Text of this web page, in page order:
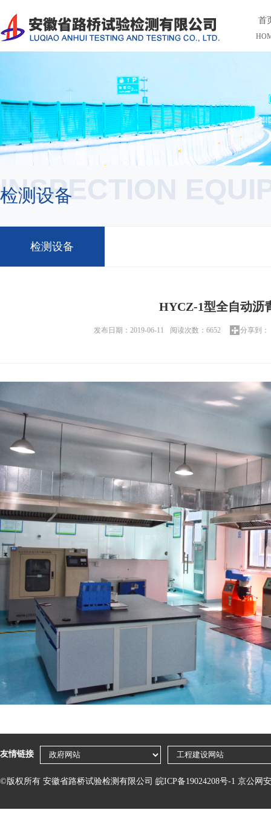
首
检测设备
INSPECTION
检测设备
HYCZ-1型全自动沥
发布日期：2019-06-11 阅读次数：6652 分享到：
友情链接
©版权所有 安徽省路桥试验检测有限公司 皖ICP备19024208号-1 京公网